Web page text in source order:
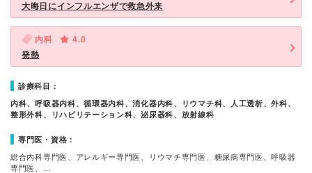
大晦日にインフルエンザで救急外来
内科
4.0
発熱
診療科目：
内科、呼吸器内科、循環器内科、消化器内科、リウマチ科、人工透析、外科、
整形外科、リハビリテーション科、泌尿器科、放射線科
専門医・資格：
総合内科専門医、アレルギー専門医、リウマチ専門医、糖尿病専門医、呼吸器
専門医、…